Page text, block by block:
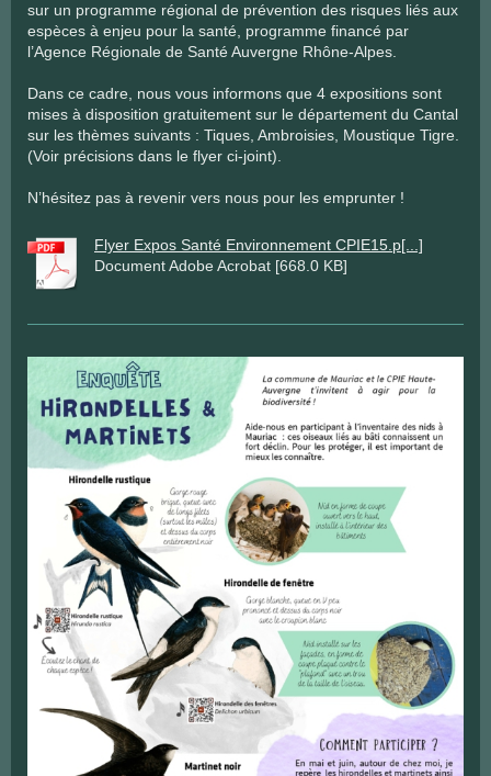
sur un programme régional de prévention des risques liés aux
espèces à enjeu pour la santé, programme financé par
l’Agence Régionale de Santé Auvergne Rhône-Alpes.
Dans ce cadre, nous vous informons que 4 expositions sont
mises à disposition gratuitement sur le département du Cantal
sur les thèmes suivants : Tiques, Ambroisies, Moustique Tigre.
(Voir précisions dans le flyer ci-joint).
N’hésitez pas à revenir vers nous pour les emprunter !
Flyer Expos Santé Environnement CPIE15.p[...]
Document Adobe Acrobat [668.0 KB]